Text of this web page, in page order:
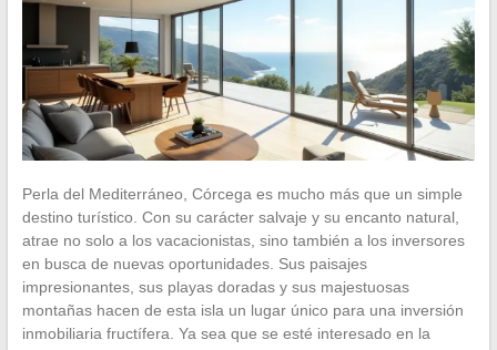
Perla del Mediterráneo, Córcega es mucho más que un simple
destino turístico. Con su carácter salvaje y su encanto natural,
atrae no solo a los vacacionistas, sino también a los inversores
en busca de nuevas oportunidades. Sus paisajes
impresionantes, sus playas doradas y sus majestuosas
montañas hacen de esta isla un lugar único para una inversión
inmobiliaria fructífera. Ya sea que se esté interesado en la